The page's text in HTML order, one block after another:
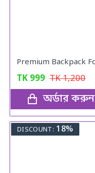
TK 999 TK1,200
অর্ডার করুন
DISCOUNT: 18%